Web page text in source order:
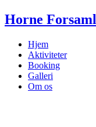
Videre
til
Horne
Hjem
Aktiviteter
Booking
Galleri
Om os